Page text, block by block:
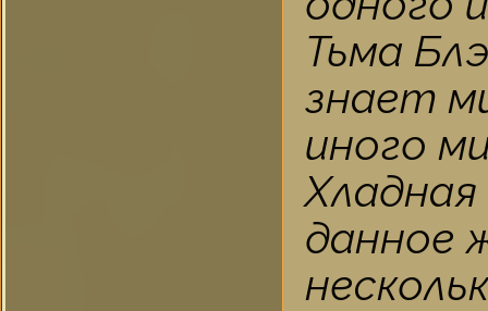
Тьма
знает
иного
данное